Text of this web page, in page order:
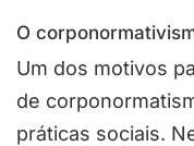
O
Um dos motivos
de
práticas sociais.